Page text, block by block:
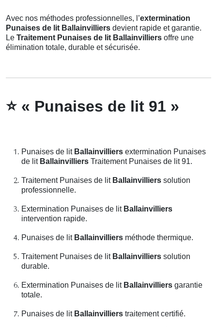
Avec nos méthodes professionnelles, l’extermination
Punaises de lit Ballainvilliers devient rapide et garantie.
Le Traitement Punaises de lit Ballainvilliers offre une
élimination totale, durable et sécurisée.
⭐« Punaises de lit 91 »
Punaises de lit Ballainvilliers extermination Punaises
de lit Ballainvilliers Traitement Punaises de lit 91.
Traitement Punaises de lit Ballainvilliers solution
professionnelle.
Extermination Punaises de lit Ballainvilliers
intervention rapide.
Punaises de lit Ballainvilliers méthode thermique.
Traitement Punaises de lit Ballainvilliers solution
durable.
Extermination Punaises de lit Ballainvilliers garantie
totale.
Punaises de lit Ballainvilliers traitement certifié.